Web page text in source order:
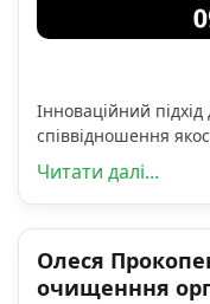
Інноваційний
співвідношення
Читати далі...
Олеся
очищенння